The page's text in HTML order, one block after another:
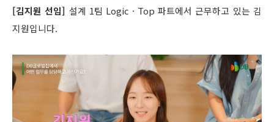
[김지원 선임] 설계 1팀 Logic · Top 파트에서 근무하고 있는 김
지원입니다.